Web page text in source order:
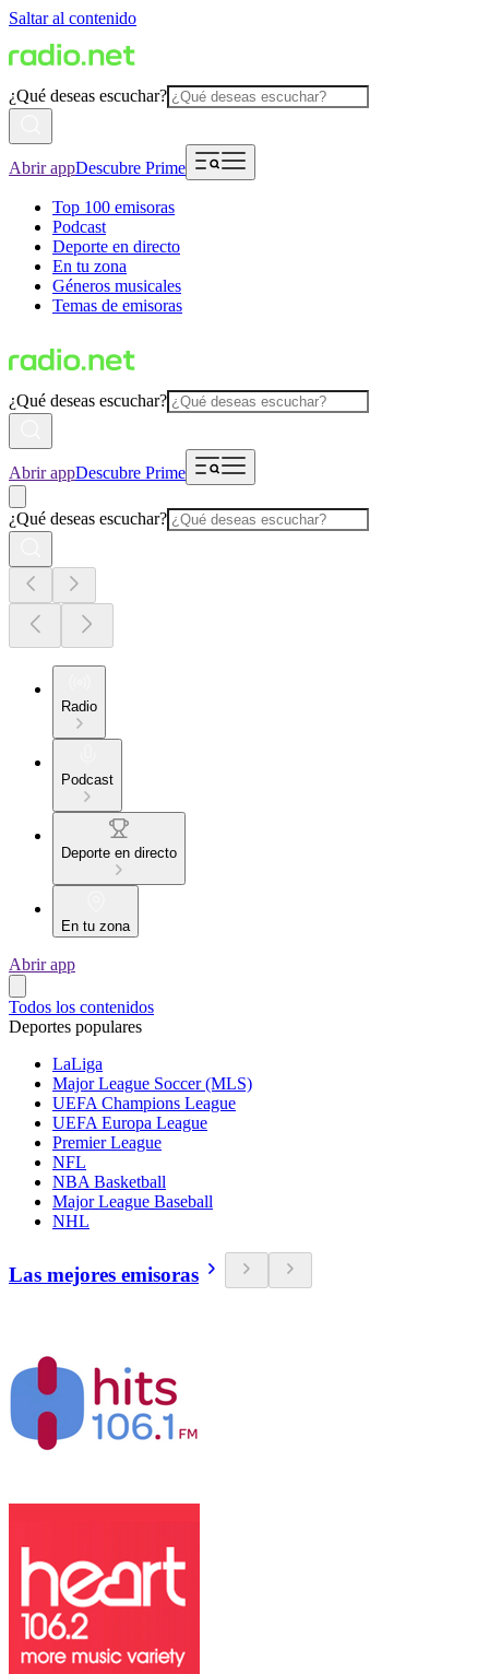
Saltar al contenido
¿Qué deseas escuchar?
Abrir appDescubre Prime
Top 100 emisoras
Podcast
Deporte en directo
En tu zona
Géneros musicales
Temas de emisoras
¿Qué deseas escuchar?
Abrir appDescubre Prime
¿Qué deseas escuchar?
Radio
Podcast
Deporte en directo
En tu zona
Abrir app
Todos los contenidos
Deportes populares
LaLiga
Major League Soccer (MLS)
UEFA Champions League
UEFA Europa League
Premier League
NFL
NBA Basketball
Major League Baseball
NHL
Las mejores emisoras